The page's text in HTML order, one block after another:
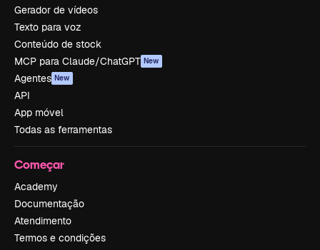
Gerador de vídeos
Texto para voz
Conteúdo de stock
MCP para Claude/ChatGPT New
Agentes New
API
App móvel
Todas as ferramentas
Começar
Academy
Documentação
Atendimento
Termos e condições